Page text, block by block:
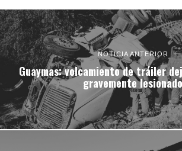
NOTICIA ANTERIOR
Guaymas: volcamiento de tráiler
gravemente lesionado